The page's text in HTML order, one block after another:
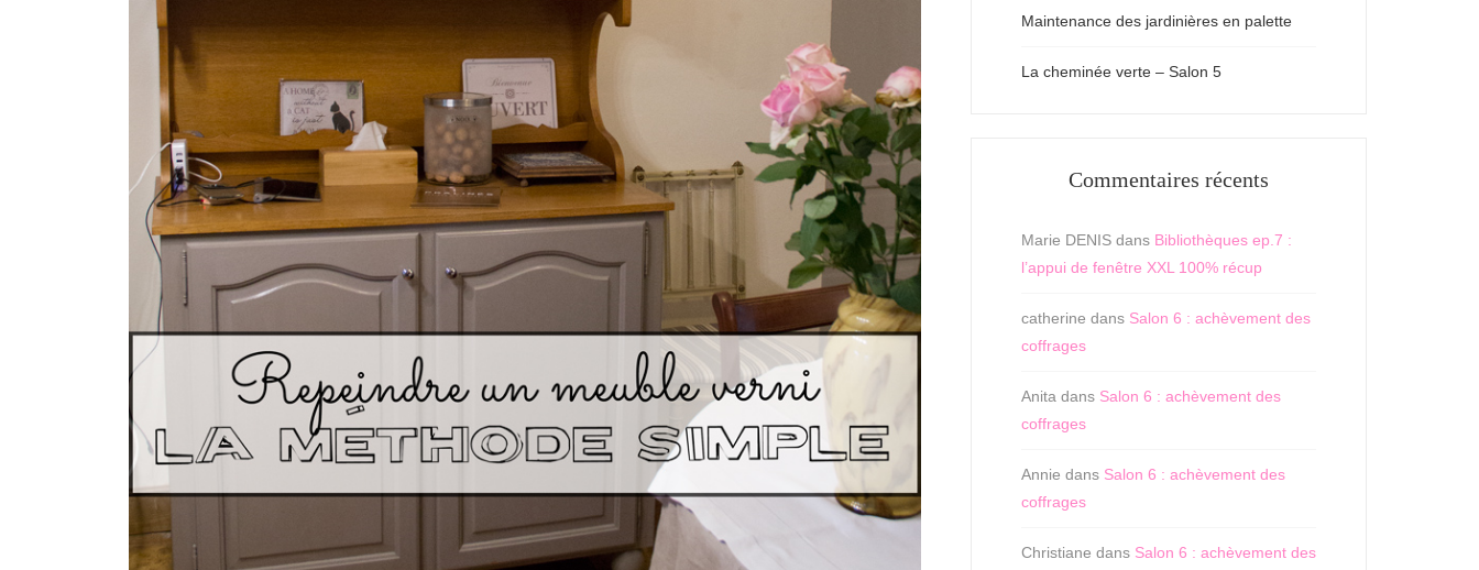
Maintenance des jardinières en palette
La cheminée verte – Salon 5
Commentaires récents
Marie DENIS dans Bibliothèques ep.7 :
l’appui de fenêtre XXL 100% récup
catherine dans Salon 6 : achèvement des
coffrages
Anita dans Salon 6 : achèvement des
coffrages
Annie dans Salon 6 : achèvement des
coffrages
Christiane dans Salon 6 : achèvement des